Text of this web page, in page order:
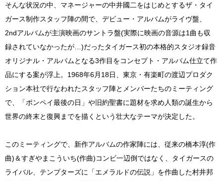
そんな状況の中、マネージャーの中井國二をはじめとするザ・タイ
ガース制作スタッフ陣の間で、デビュー・アルバムがライヴ盤、
2ndアルバムが主演映画のサントラ盤(実際に映画の音源は1曲も収
録されていなかったが…)だったタイガース初の本格的スタジオ録音
オリジナル・アルバムとなる3作目をコンセプト・アルバム仕立て作
品にする案が浮上。1968年6月18日、東京・有楽町の渡辺プロダク
ション本社で行なわれたスタッフ陣とメンバーたちのミーティング
で、「ポンペイ最後の日」や旧約聖書に題材を求め人類の誕生から
世界の終末と復興までを描くという壮大なテーマが決定した。
このミーティングで、新作アルバムの作家陣には、従来の橋本淳(作
曲)＆すぎやまこういち(作曲)コンビ一辺倒ではなく、タイガースの
ライバル、テンプターズに「エメラルドの伝説」を作曲した村井邦